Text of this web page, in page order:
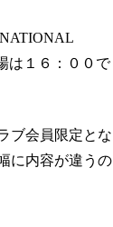
は１６：００で
ブ会員限定とな
に内容が違うの